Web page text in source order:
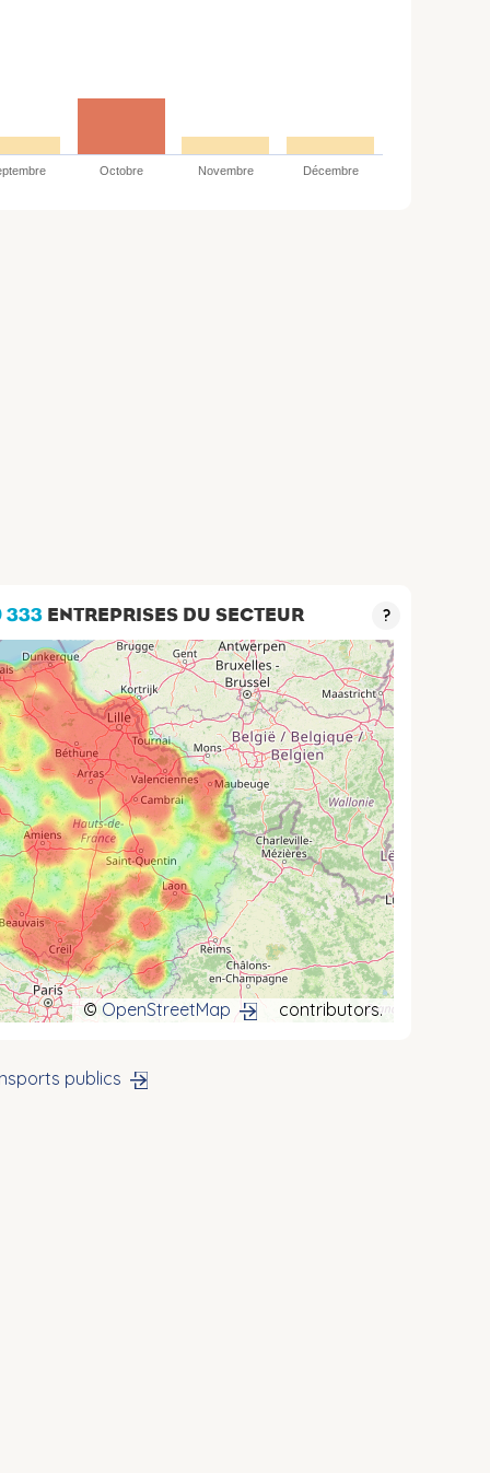
Octobre Novembre Décembre
333 ENTREPRISES DU SECTEUR ?
© OpenStreetMap contributors.
publics